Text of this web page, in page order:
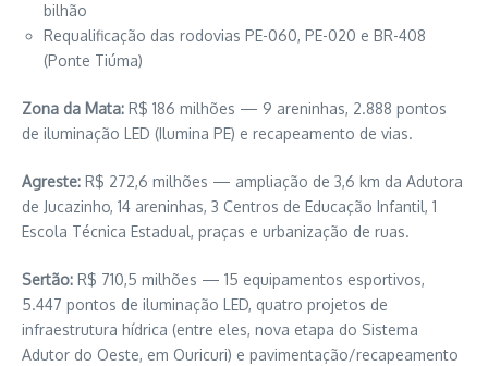
bilhão
Requalificação das rodovias PE-060, PE-020 e BR-408
(Ponte Tiúma)
Zona da Mata: R$ 186 milhões — 9 areninhas, 2.888 pontos
de iluminação LED (Ilumina PE) e recapeamento de vias.
Agreste: R$ 272,6 milhões — ampliação de 3,6 km da Adutora
de Jucazinho, 14 areninhas, 3 Centros de Educação Infantil, 1
Escola Técnica Estadual, praças e urbanização de ruas.
Sertão: R$ 710,5 milhões — 15 equipamentos esportivos,
5.447 pontos de iluminação LED, quatro projetos de
infraestrutura hídrica (entre eles, nova etapa do Sistema
Adutor do Oeste, em Ouricuri) e pavimentação/recapeamento